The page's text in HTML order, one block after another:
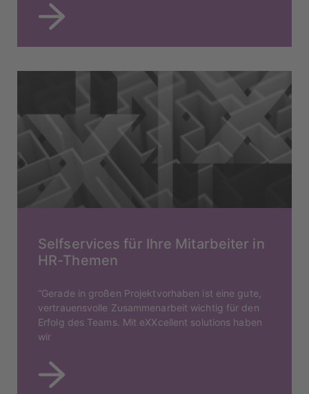
Selfservices für Ihre Mitarbeiter in
HR-Themen
“Gerade in großen Projektvorhaben ist eine gute,
vertrauensvolle Zusammenarbeit wichtig für den
Erfolg des Teams. Mit eXXcellent solutions haben
wir